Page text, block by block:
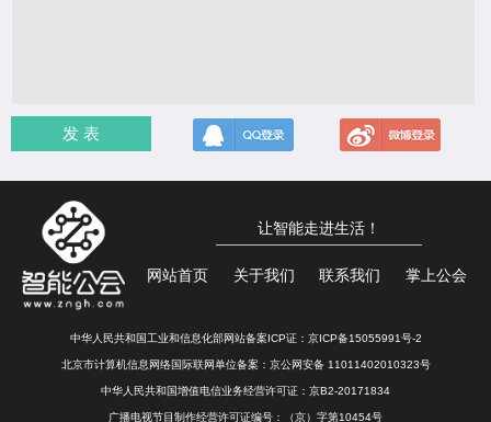
发 表
让智能走进生活！
网站首页 关于我们 联系我们 掌上公会
中华人民共和国工业和信息化部网站备案ICP证： 京ICP备15055991号-2
北京市计算机信息网络国际联网单位备案： 京公网安备 11011402010323号
中华人民共和国增值电信业务经营许可证：京B2-20171834
广播电视节目制作经营许可证编号：（京）字第10454号